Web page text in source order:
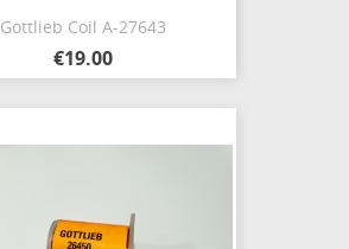
Gottlieb Coil A-27643
€19.00